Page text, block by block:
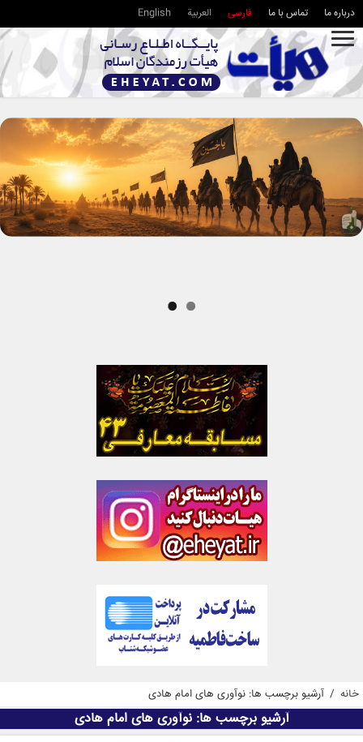
درباره ما تماس با ما فارسی العربية English
خانه / آرشیو برچسب ها: نوآوری های امام هادی
آرشیو برچسب ها:نوآوری های امام هادی